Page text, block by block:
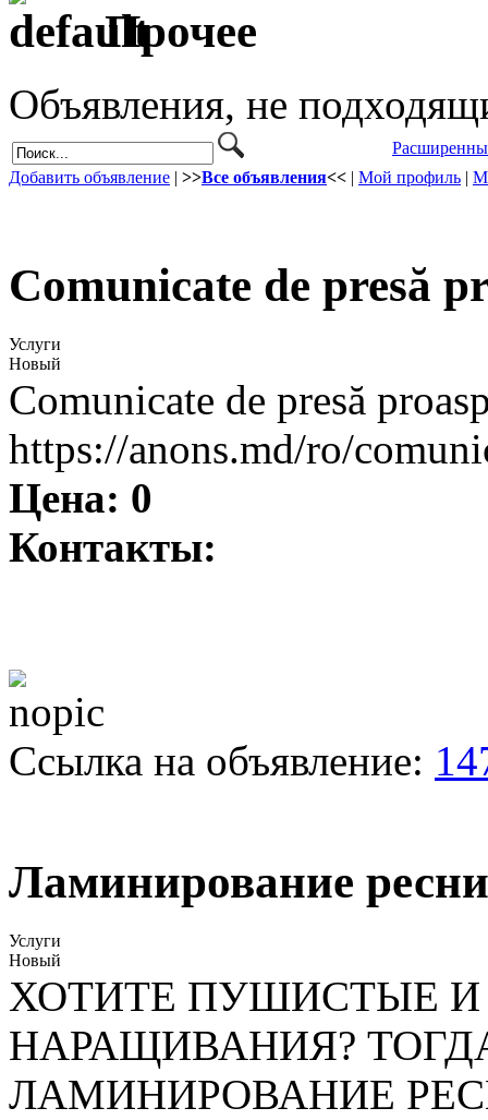
Прочее
Объявления, не
Добавить объявление | >>Все объявления<< | Мой профиль |
Comunicate de presă
Услуги
Новый
Comunicate de presă
https://anons.md/ro/
Цена: 0
Контакты:
Ссылка на объявление:
Ламинирование
Услуги
Новый
ХОТИТЕ ПУШИСТЫЕ И
НАРАЩИВАНИЯ?
ЛАМИНИРОВАНИЕ